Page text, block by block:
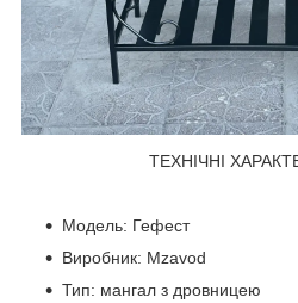
ТЕХНІЧНІ
Модель: Гефест
Виробник: Mzavod
Тип: мангал з дровницею